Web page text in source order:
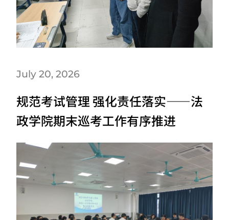
July 20, 2026
规范考试管理 强化责任落实——法
政学院期末巡考工作有序推进